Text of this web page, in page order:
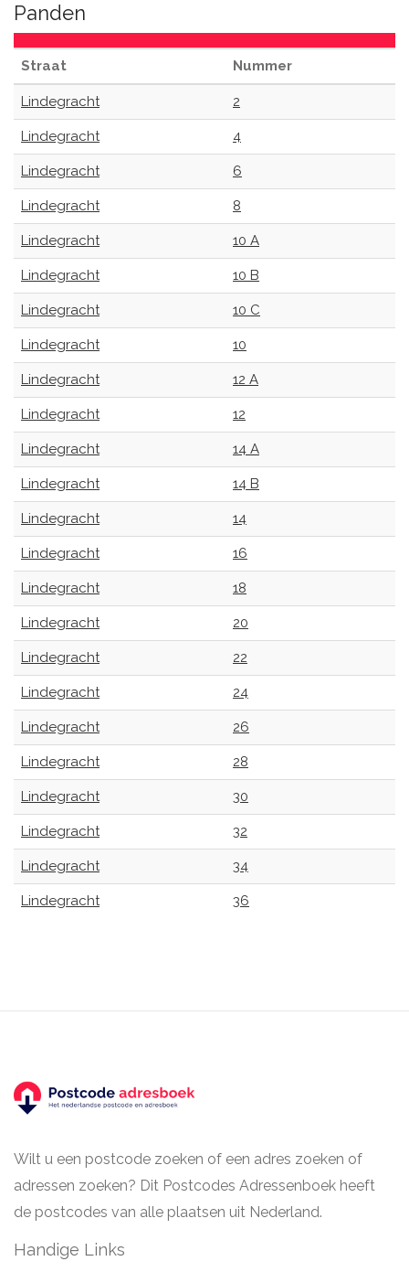
Panden
Straat Nummer
Lindegracht 2
Lindegracht 4
Lindegracht 6
Lindegracht 8
Lindegracht 10 A
Lindegracht 10 B
Lindegracht 10 C
Lindegracht 10
Lindegracht 12 A
Lindegracht 12
Lindegracht 14 A
Lindegracht 14 B
Lindegracht 14
Lindegracht 16
Lindegracht 18
Lindegracht 20
Lindegracht 22
Lindegracht 24
Lindegracht 26
Lindegracht 28
Lindegracht 30
Lindegracht 32
Lindegracht 34
Lindegracht 36
Wilt u een postcode zoeken of een adres zoeken of
adressen zoeken? Dit Postcodes Adressenboek heeft
de postcodes van alle plaatsen uit Nederland.
Handige Links